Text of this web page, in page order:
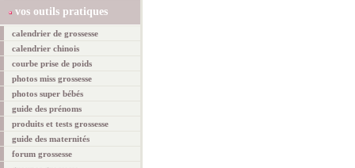
vos outils pratiques
calendrier de grossesse
calendrier chinois
courbe prise de poids
photos miss grossesse
photos super bébés
guide des prénoms
produits et tests grossesse
guide des maternités
forum grossesse